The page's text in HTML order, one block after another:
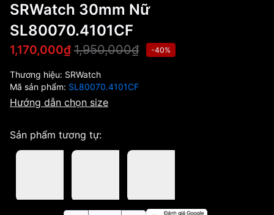
SRWatch 30mm Nữ
SL80070.4101CF
1,170,000₫ 1,950,000₫ -40%
Thương hiệu: SRWatch
Mã sản phẩm: SL80070.4101CF
Hướng dẫn chọn size
Sản phẩm tương tự: